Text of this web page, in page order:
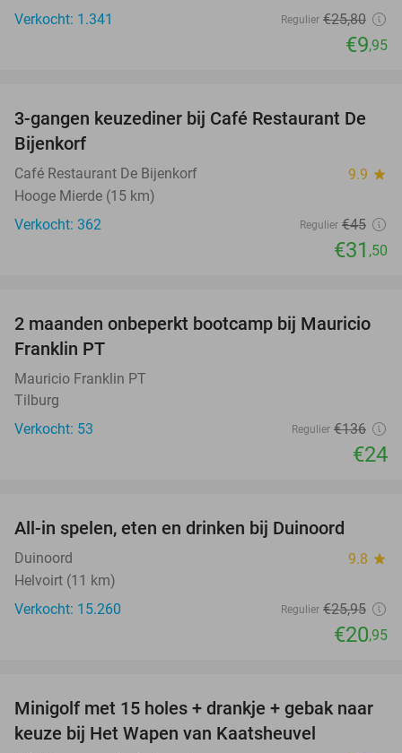
Verkocht: 1.341
Regulier €25,80
€9,95
30%
3-gangen keuzediner bij Café Restaurant De
Bijenkorf
Café Restaurant De Bijenkorf 9.9 star
Hooge Mierde (15 km)
Verkocht: 362
Regulier €45
€31 ,50
82%
2 maanden onbeperkt bootcamp bij Mauricio
Franklin PT
Mauricio Franklin PT
Tilburg
Verkocht: 53
Regulier €136
€24
All-in spelen, eten en drinken bij Duinoord
Duinoord 9.8 star
Helvoirt (11 km)
Verkocht: 15.260
Regulier €25,95
€20,95
41%
Minigolf met 15 holes + drankje + gebak naar
keuze bij Het Wapen van Kaatsheuvel